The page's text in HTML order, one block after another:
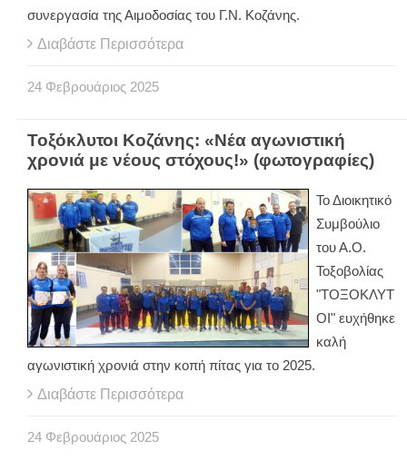
συνεργασία της Αιμοδοσίας του Γ.Ν. Κοζάνης.
Διαβάστε Περισσότερα
24 Φεβρουάριος 2025
Τοξόκλυτοι Κοζάνης: «Νέα αγωνιστική
χρονιά με νέους στόχους!» (φωτογραφίες)
Το Διοικητικό
Συμβούλιο
του Α.Ο.
Τοξοβολίας
"ΤΟΞΟΚΛΥΤ
ΟΙ" ευχήθηκε
καλή
αγωνιστική χρονιά στην κοπή πίτας για το 2025.
Διαβάστε Περισσότερα
24 Φεβρουάριος 2025